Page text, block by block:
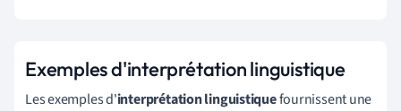
Exemples d'interprétation linguistique
Les exemples d'interprétation linguistiquefournissent une